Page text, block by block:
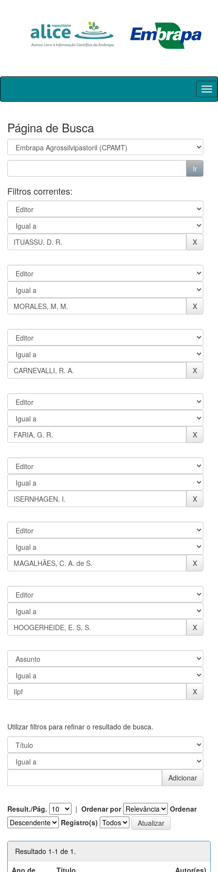
Skip
Página de Busca
Filtros correntes:
Utilizar filtros para refinar o resultado de busca.
Result./Pág. | Ordenar por
Ordenar
Registro(s)
Resultado 1-1 de 1.
Ano de
Título Autor(es)